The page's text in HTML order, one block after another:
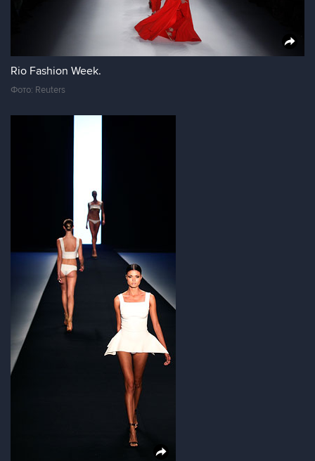
Rio Fashion Week.
Фото: Reuters